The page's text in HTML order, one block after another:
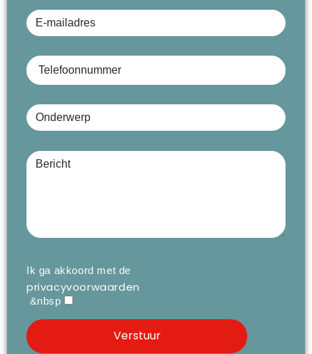
Ik ga akkoord met de
privacyvoorwaarden
&nbsp